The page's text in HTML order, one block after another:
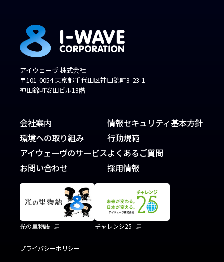
アイウェーヴ 株式会社
〒101-0054 東京都千代田区神田錦町3-23-1
神田錦町安田ビル13階
会社案内
環境への取り組み
アイウェーヴのサービス
お問い合わせ
情報セキュリティ基本方針
行動規範
よくあるご質問
採用情報
光の里物語 チャレンジ25
プライバシーポリシー